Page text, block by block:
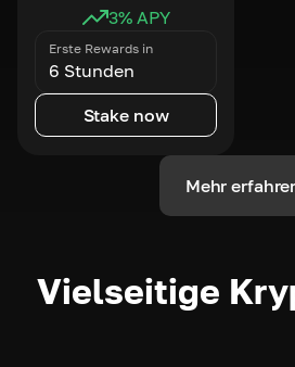
3% APY
Erste Rewards in
6 Stunden
Stake now
Mehr
Vielseitige